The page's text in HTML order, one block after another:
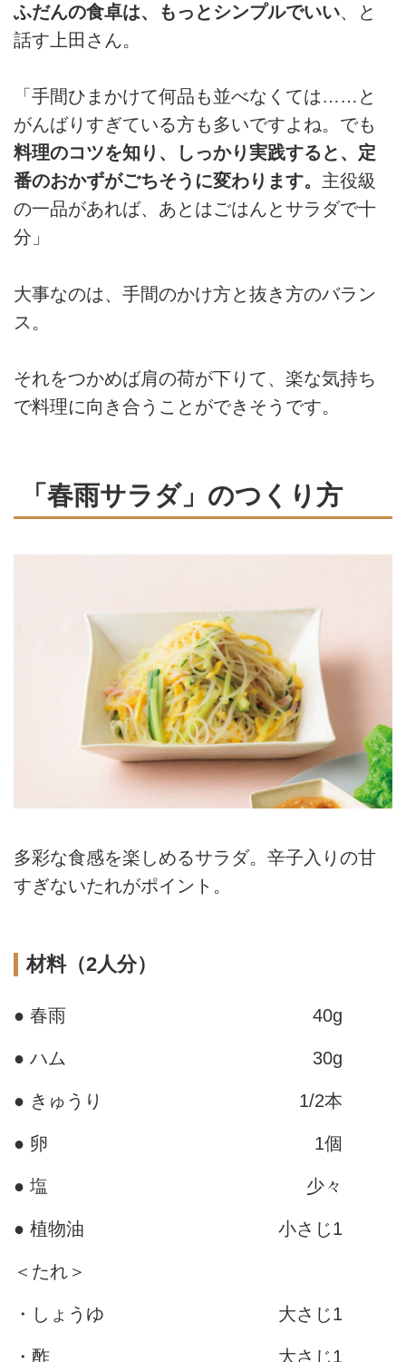
ふだんの食卓は、もっとシンプルでいい、と
話す上田さん。
「手間ひまかけて何品も並べなくては……と
がんばりすぎている方も多いですよね。でも
料理のコツを知り、しっかり実践すると、定
番のおかずがごちそうに変わります。 主役級
の一品があれば、あとはごはんとサラダで十
分」
大事なのは、手間のかけ方と抜き方のバラン
ス。
それをつかめば肩の荷が下りて、楽な気持ち
で料理に向き合うことができそうです。
「春雨サラダ」のつくり方
多彩な食感を楽しめるサラダ。辛子入りの甘
すぎないたれがポイント。
材料（2人分）
● 春雨 40g
● ハム 30g
● きゅうり 1/2本
● 卵 1個
● 塩 少々
● 植物油 小さじ1
＜たれ＞
・しょうゆ 大さじ1
・酢 大さじ1